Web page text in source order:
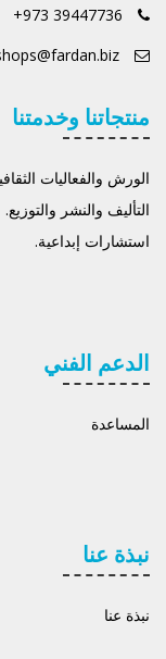
+973 39447736
منتجاتنا وخدمتنا
الورش والفعاليات
التأليف والنشر والتوزيع.
استشارات إبداعية.
الدعم الفني
المساعدة
نبذة عنا
نبذة عنا